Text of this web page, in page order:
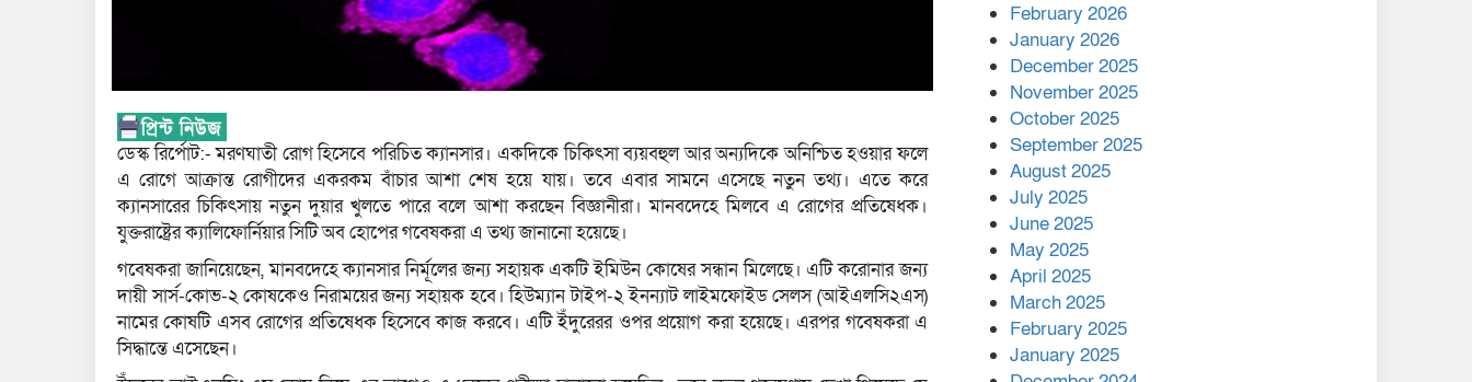
ডেস্ক রির্পোট:- মরণঘাতী রোগ হিসেবে পরিচিত ক্যানসার। একদিকে চিকিৎসা ব্যয়বহুল আর অন্যদিকে অনিশ্চিত হওয়ার ফলে
এ রোগে আক্রান্ত রোগীদের একরকম বাঁচার আশা শেষ হয়ে যায়। তবে এবার সামনে এসেছে নতুন তথ্য। এতে করে
ক্যানসারের চিকিৎসায় নতুন দুয়ার খুলতে পারে বলে আশা করছেন বিজ্ঞানীরা। মানবদেহে মিলবে এ রোগের প্রতিষেধক।
যুক্তরাষ্ট্রের ক্যালিফোর্নিয়ার সিটি অব হোপের গবেষকরা এ তথ্য জানানো হয়েছে।
গবেষকরা জানিয়েছেন, মানবদেহে ক্যানসার নির্মূলের জন্য সহায়ক একটি ইমিউন কোষের সন্ধান মিলেছে। এটি করোনার জন্য
দায়ী সার্স-কোভ-২ কোষকেও নিরাময়ের জন্য সহায়ক হবে। হিউম্যান টাইপ-২ ইনন্যাট লাইমফোইড সেলস (আইএলসি২এস)
নামের কোষটি এসব রোগের প্রতিষেধক হিসেবে কাজ করবে। এটি ইঁদুরেরর ওপর প্রয়োগ করা হয়েছে। এরপর গবেষকরা এ
সিদ্ধান্তে এসেছেন।
কাপ্তাই প্রেস ক্লাবের সভাপতি
মাহফুজ, সম্পাদক রিপন মারমা
নির্বাচিত
মালয়েশিয়ার প্রধানমন্ত্রীকে চিঠি
দেয়ার পর ফোন তারেক
রহমানের,গ্যাস সঙ্কট
মোকাবিলায় সহায়তার আশ্বাস
এক বিলিয়ন ডলার বিনিয়োগ
হবে আনোয়ারায়
February 2026
January 2026
December 2025
November 2025
October 2025
September 2025
August 2025
July 2025
June 2025
May 2025
April 2025
March 2025
February 2025
January 2025